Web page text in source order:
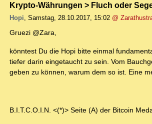
Krypto-Währungen > Fluch oder
Hopi, Samstag, 28.10.2017, 15:02 @
Gruezi @Zara,
könntest Du die Hopi bitte einmal
tiefer darin eingetaucht zu sein. Vom
geben zu können, warum dem so ist. Eine
B.I.T.C.O.I.N. <(*)> Seite (A) der Bitcoin